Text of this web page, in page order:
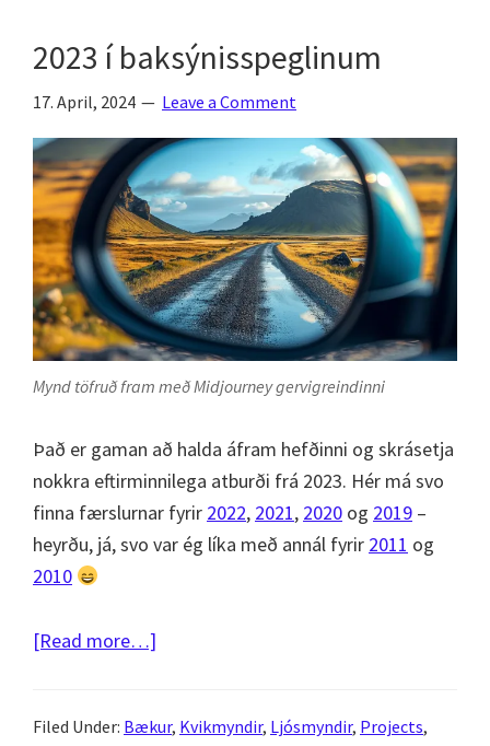
2023 í baksýnisspeglinum
17. April, 2024 Leave a Comment
Mynd töfruð fram með Midjourney gervigreindinni
Það er gaman að halda áfram hefðinni og skrásetja
nokkra eftirminnilega atburði frá 2023. Hér má svo
finna færslurnar fyrir 2022, 2021, 2020 og 2019 –
heyrðu, já, svo var ég líka með annál fyrir 2011 og
2010
[Read more…]
baksýnisspeglinum
Filed Under: Bækur, Kvikmyndir, Ljósmyndir, Projects,